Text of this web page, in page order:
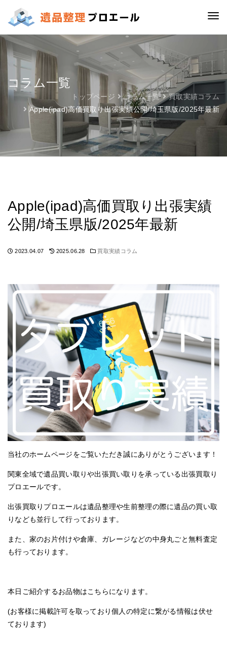
コラム一覧
トップページ コラム一覧
買取実績コラム
Apple(ipad)高価買取り出張実績公開/埼玉県版/2025年最新
Apple(ipad)高価買取り出張実績
公開/埼玉県版/2025年最新
2023.04.07 2025.06.28 買取実績コラム
当社のホームページをご覧いただき誠にありがとうございます！
関東全域で遺品買い取りや出張買い取りを承っている出張買取り
プロエールです。
出張買取りプロエールは遺品整理や生前整理の際に遺品の買い取
りなども並行して行っております。
また、家のお片付けや倉庫、ガレージなどの中身丸ごと無料査定
も行っております。
本日ご紹介するお品物はこちらになります。
(お客様に掲載許可を取っており個人の特定に繋がる情報は伏せ
ております)